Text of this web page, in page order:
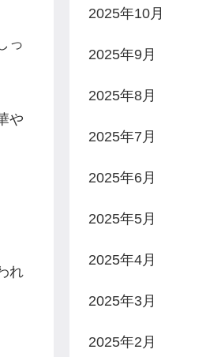
っ
や
れ
2025年10月
2025年9月
2025年8月
2025年7月
2025年6月
2025年5月
2025年4月
2025年3月
2025年2月